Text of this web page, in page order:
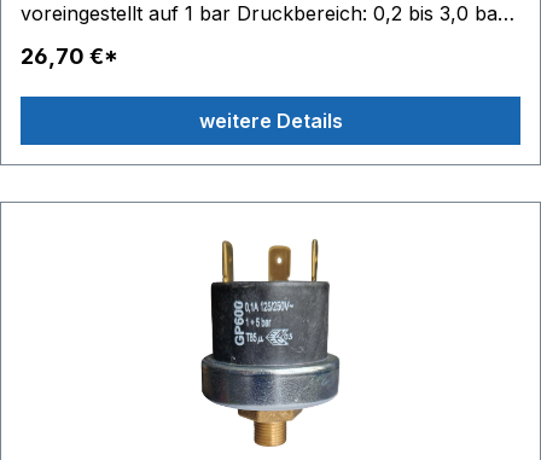
voreingestellt auf 1 bar Druckbereich: 0,2 bis 3,0 bar
einstellbar, voreingestellt auf 0,5 bar Standard
Hysterese: 0,3+/-0,1 bar Schaltkontakte: 6,3 x 0,8 -
max. 250V 10(2)A Membrane / Dichtung: NBR
Temperaturbereich: Medium 85 °C, Umgebung 85 °C
Passendes Zubehör: Anschlusskabel mit Stecker
26,70 €*
weitere Details